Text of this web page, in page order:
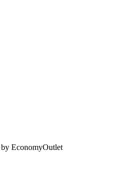
EconomyOutlet